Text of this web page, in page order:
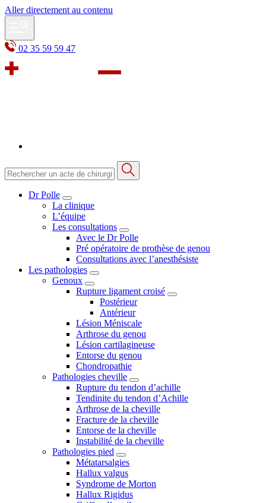
Aller directement au contenu
02 35 59 59 47
Dr Polle
La clinique
L’équipe
Les consultations
Avec le Dr Polle
Pré opératoire de prothèse de genou
Consultations avec l’anesthésiste
Les pathologies
Genoux
Rupture ligament croisé
Postérieur
Antérieur
Lésion Méniscale
Arthrose du genou
Lésion cartilagineuse
Entorse du genou
Chondropathie
Pathologies cheville
Rupture du tendon d’achille
Tendinite du tendon d’Achille
Arthrose de la cheville
Fracture de la cheville
Entorse de la cheville
Instabilité de la cheville
Pathologies pied
Métatarsalgies
Hallux valgus
Syndrome de Morton
Hallux Rigidus